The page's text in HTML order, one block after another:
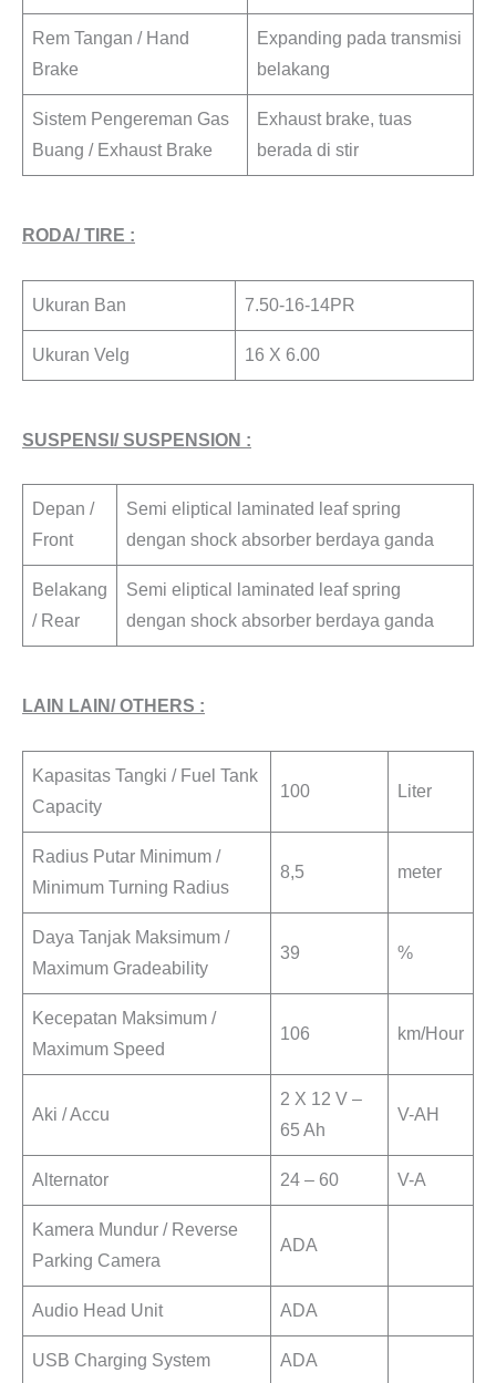
Rem Tangan / Hand
Brake
Expanding pada transmisi
belakang
Sistem Pengereman Gas
Buang / Exhaust Brake
Exhaust brake, tuas
berada di stir
RODA/ TIRE :
Ukuran Ban 7.50-16-14PR
Ukuran Velg 16 X 6.00
SUSPENSI/ SUSPENSION :
Depan /
Front
Semi eliptical laminated leaf spring
dengan shock absorber berdaya ganda
Belakang
/ Rear
Semi eliptical laminated leaf spring
dengan shock absorber berdaya ganda
LAIN LAIN/ OTHERS :
Kapasitas Tangki / Fuel Tank
Capacity
100 Liter
Radius Putar Minimum /
Minimum Turning Radius
8,5 meter
Daya Tanjak Maksimum /
Maximum Gradeability
39 %
Kecepatan Maksimum /
Maximum Speed
106 km/Hour
Aki / Accu
2 X 12 V –
65 Ah
V-AH
Alternator 24 – 60 V-A
Kamera Mundur / Reverse
Parking Camera
ADA
Audio Head Unit ADA
USB Charging System ADA